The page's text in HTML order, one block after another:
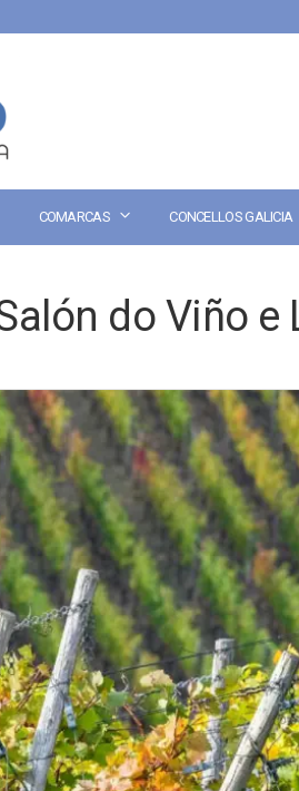
COMARCAS CONCELLOS GALICIA
do Viño e